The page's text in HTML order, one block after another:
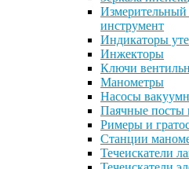
Измерительный
инструмент
Индикаторы
Инжекторы
Ключи
Манометры
Насосы
Паячные посты
Римеры и
Станции
Течеискатели